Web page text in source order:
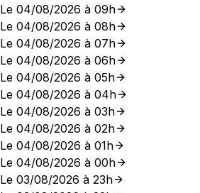
Le 04/08/2026 à 09h
Le 04/08/2026 à 08h
Le 04/08/2026 à 07h
Le 04/08/2026 à 06h
Le 04/08/2026 à 05h
Le 04/08/2026 à 04h
Le 04/08/2026 à 03h
Le 04/08/2026 à 02h
Le 04/08/2026 à 01h
Le 04/08/2026 à 00h
Le 03/08/2026 à 23h